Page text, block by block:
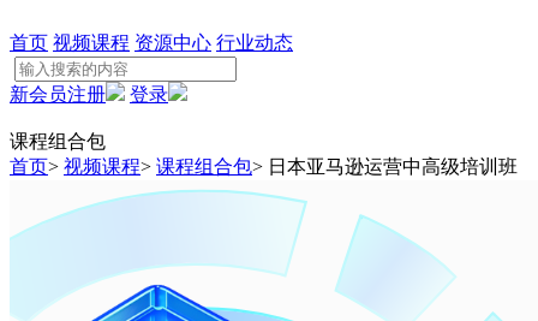
首页 视频课程 资源中心 行业动态
新会员注册 登录
课程组合包
首页> 视频课程> 课程组合包> 日本亚马逊运营中高级培训班